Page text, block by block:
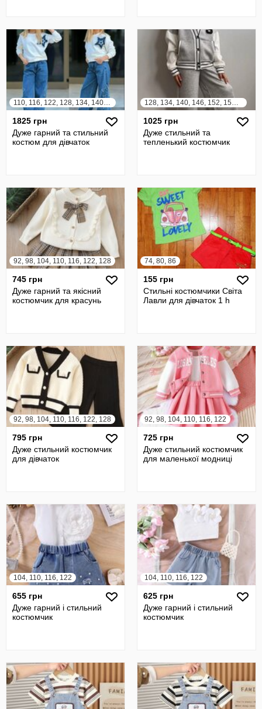
110, 116, 122, 128, 134, 140, 146, 152, 158
1825 грн
Дуже гарний та стильний
костюм для дівчаток
128, 134, 140, 146, 152, 158, 164
1025 грн
Дуже стильний та
тепленький костюмчик
92, 98, 104, 110, 116, 122, 128
745 грн
Дуже гарний та якісний
костюмчик для красунь
74, 80, 86
155 грн
Стильні костюмчики Світа
Лавли для дівчаток 1 h
92, 98, 104, 110, 116, 122, 128
795 грн
Дуже стильний костюмчик
для дівчаток
92, 98, 104, 110, 116, 122
725 грн
Дуже стильний костюмчик
для маленької модниці
104, 110, 116, 122
655 грн
Дуже гарний і стильний
костюмчик
104, 110, 116, 122
625 грн
Дуже гарний і стильний
костюмчик